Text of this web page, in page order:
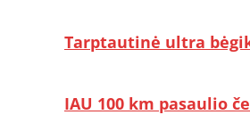
Tarptautinė ultra
IAU 100 km pasaulio